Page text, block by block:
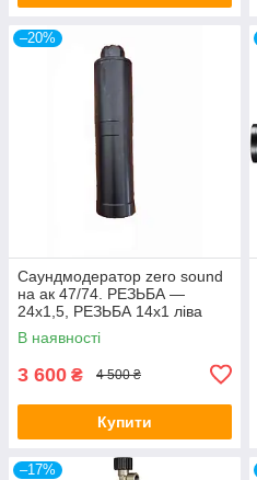
–20%
Саундмодератор zero sound
на ак 47/74. РЕЗЬБА —
24х1,5, РЕЗЬБА 14х1 ліва
В наявності
3 600 ₴ 4 500 ₴
Купити
–17%